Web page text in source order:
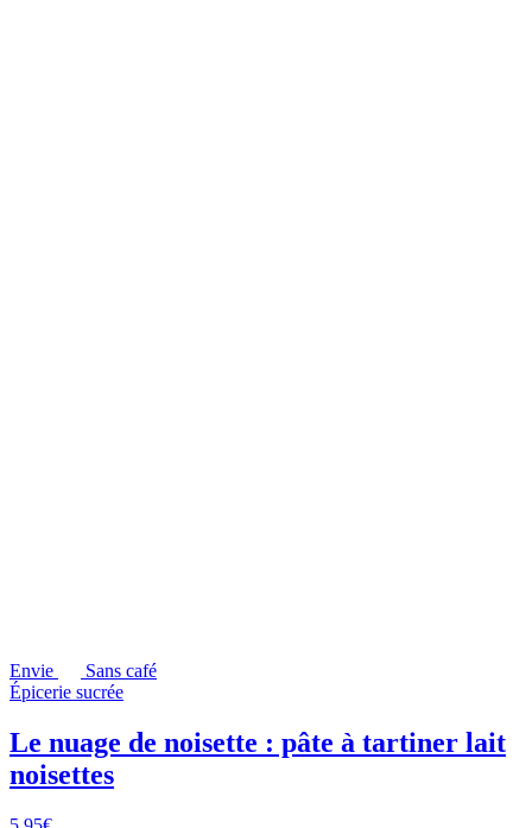
Envie
Sans café
Épicerie sucrée
Le nuage de noisette : pâte à tartiner lait
noisettes